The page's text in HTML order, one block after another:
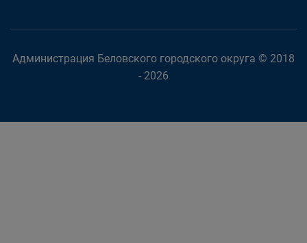
Администрация Беловского городского округа © 2018
- 2026